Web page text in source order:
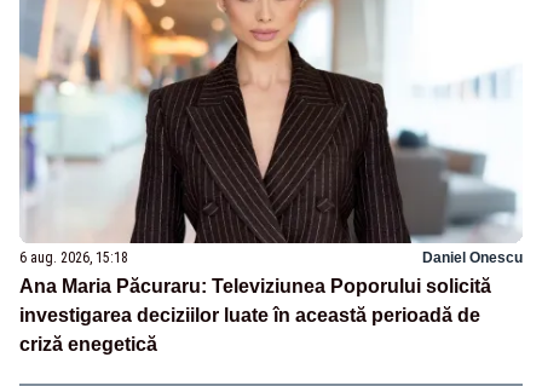
6 aug. 2026, 15:18 Daniel Onescu
Ana Maria Păcuraru: Televiziunea Poporului solicită
investigarea deciziilor luate în această perioadă de
criză enegetică